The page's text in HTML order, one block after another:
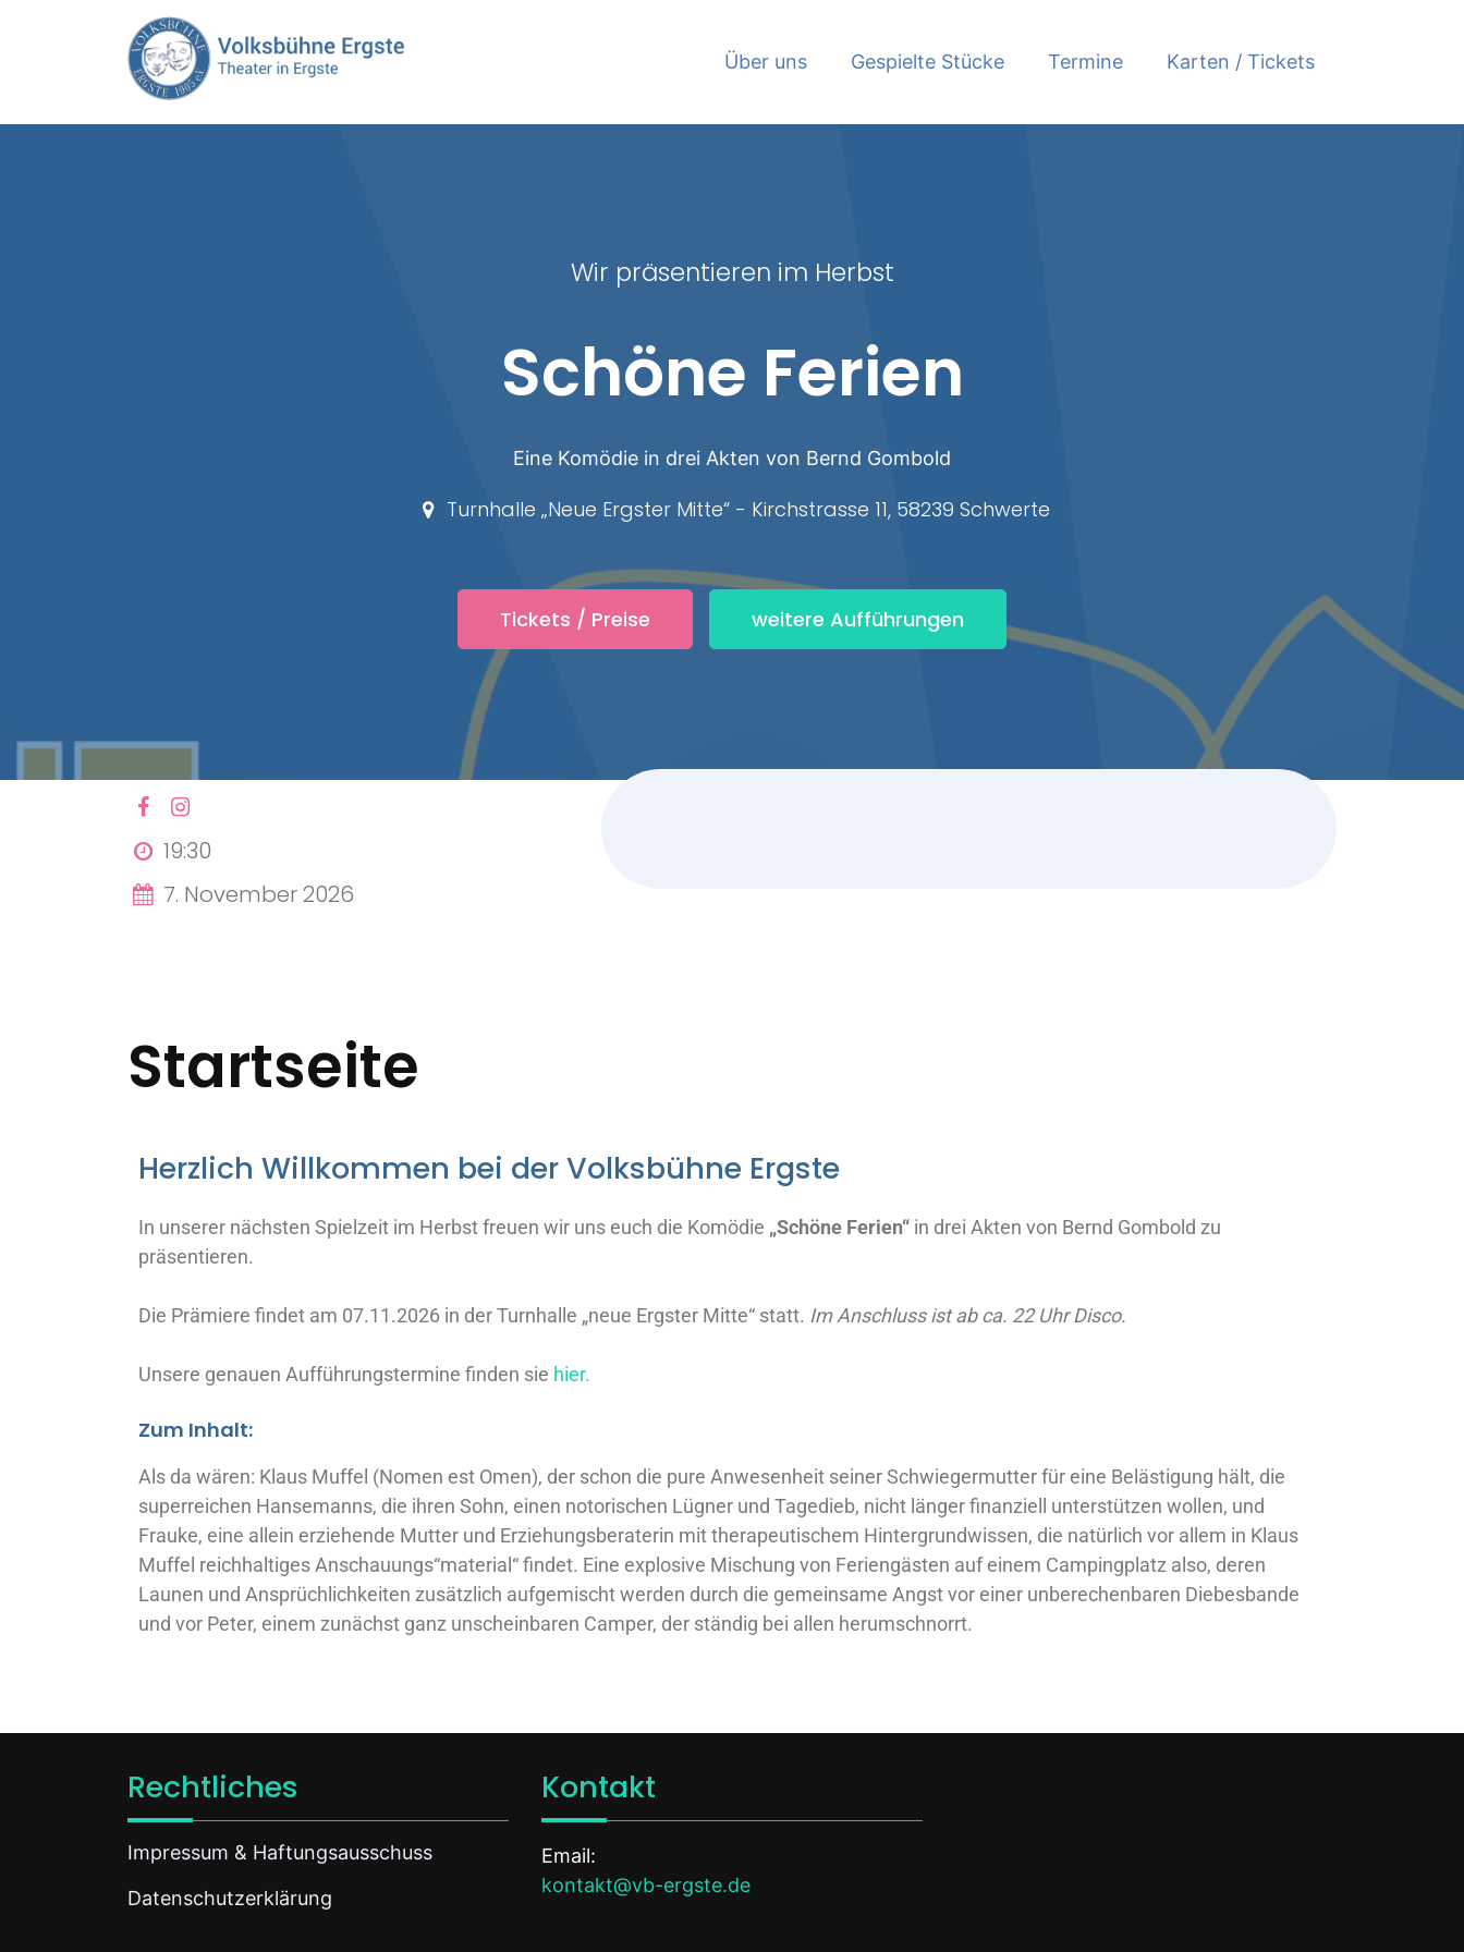
Über uns Gespielte Stücke Termine Karten / Tickets
Wir präsentieren im Herbst
Schöne Ferien
Eine Komödie in drei Akten von Bernd Gombold
Turnhalle „Neue Ergster Mitte“ - Kirchstrasse 11, 58239 Schwerte
Tickets / Preise weitere Aufführungen
19:30
7. November 2026
Startseite
Herzlich Willkommen bei der Volksbühne Ergste
In unserer nächsten Spielzeit im Herbst freuen wir uns euch die Komödie „Schöne Ferien“ in drei Akten von Bernd Gombold zu
präsentieren.
Die Prämiere findet am 07.11.2026 in der Turnhalle „neue Ergster Mitte“ statt. Im Anschluss ist ab ca. 22 Uhr Disco.
Unsere genauen Aufführungstermine finden sie hier.
Zum Inhalt:
Als da wären: Klaus Muffel (Nomen est Omen), der schon die pure Anwesenheit seiner Schwiegermutter für eine Belästigung hält, die
superreichen Hansemanns, die ihren Sohn, einen notorischen Lügner und Tagedieb, nicht länger finanziell unterstützen wollen, und
Frauke, eine allein erziehende Mutter und Erziehungsberaterin mit therapeutischem Hintergrundwissen, die natürlich vor allem in Klaus
Muffel reichhaltiges Anschauungs“material“ findet. Eine explosive Mischung von Feriengästen auf einem Campingplatz also, deren
Launen und Ansprüchlichkeiten zusätzlich aufgemischt werden durch die gemeinsame Angst vor einer unberechenbaren Diebesbande
und vor Peter, einem zunächst ganz unscheinbaren Camper, der ständig bei allen herumschnorrt.
Rechtliches
Impressum & Haftungsausschuss
Datenschutzerklärung
Kontakt
Email:
kontakt@vb-ergste.de